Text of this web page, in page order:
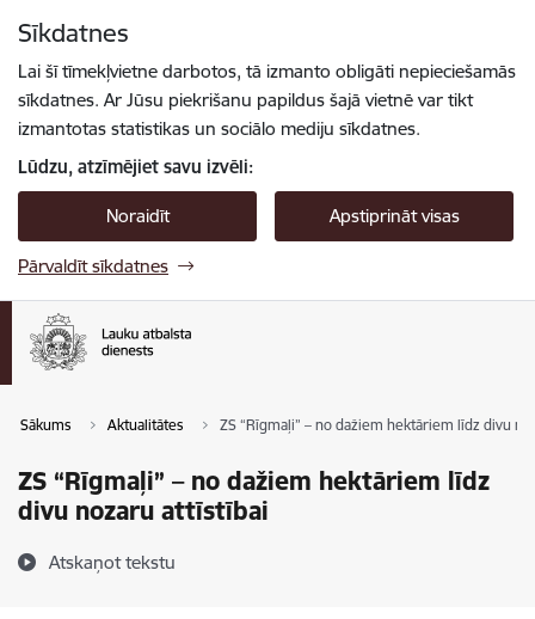
Sīkdatnes
Lai šī tīmekļvietne darbotos, tā izmanto obligāti nepieciešamās
sīkdatnes. Ar Jūsu piekrišanu papildus šajā vietnē var tikt
izmantotas statistikas un sociālo mediju sīkdatnes.
Lūdzu, atzīmējiet savu izvēli:
Noraidīt Apstiprināt visas
Pārvaldīt sīkdatnes
Sākums Aktualitātes ZS “Rīgmaļi” – no dažiem hektāriem līdz divu
ZS “Rīgmaļi” – no dažiem hektāriem līdz
divu nozaru attīstībai
Atskaņot tekstu